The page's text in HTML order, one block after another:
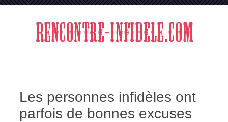
Les personnes infidèles ont
parfois de bonnes excuses